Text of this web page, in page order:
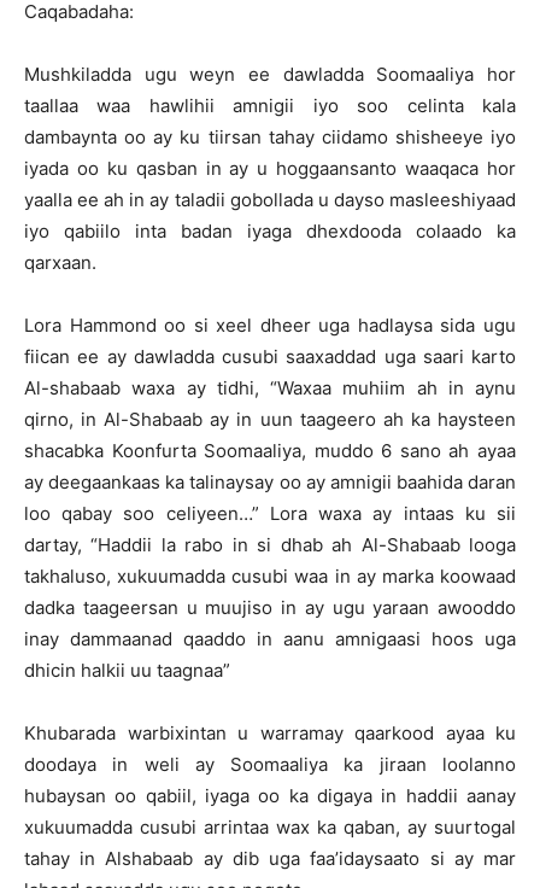
Caqabadaha:
Mushkiladda ugu weyn ee dawladda Soomaaliya hor
taallaa waa hawlihii amnigii iyo soo celinta kala
dambaynta oo ay ku tiirsan tahay ciidamo shisheeye iyo
iyada oo ku qasban in ay u hoggaansanto waaqaca hor
yaalla ee ah in ay taladii gobollada u dayso masleeshiyaad
iyo qabiilo inta badan iyaga dhexdooda colaado ka
qarxaan.
Lora Hammond oo si xeel dheer uga hadlaysa sida ugu
fiican ee ay dawladda cusubi saaxaddad uga saari karto
Al-shabaab waxa ay tidhi, “Waxaa muhiim ah in aynu
qirno, in Al-Shabaab ay in uun taageero ah ka haysteen
shacabka Koonfurta Soomaaliya, muddo 6 sano ah ayaa
ay deegaankaas ka talinaysay oo ay amnigii baahida daran
loo qabay soo celiyeen…” Lora waxa ay intaas ku sii
dartay, “Haddii la rabo in si dhab ah Al-Shabaab looga
takhaluso, xukuumadda cusubi waa in ay marka koowaad
dadka taageersan u muujiso in ay ugu yaraan awooddo
inay dammaanad qaaddo in aanu amnigaasi hoos uga
dhicin halkii uu taagnaa”
Khubarada warbixintan u warramay qaarkood ayaa ku
doodaya in weli ay Soomaaliya ka jiraan loolanno
hubaysan oo qabiil, iyaga oo ka digaya in haddii aanay
xukuumadda cusubi arrintaa wax ka qaban, ay suurtogal
tahay in Alshabaab ay dib uga faa’idaysaato si ay mar